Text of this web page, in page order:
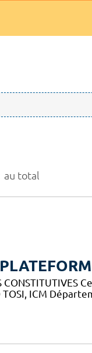
au total
CONSTITUTIVES
ICM